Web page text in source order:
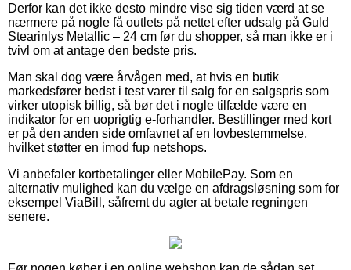
Derfor kan det ikke desto mindre vise sig tiden værd at se
nærmere på nogle få outlets på nettet efter udsalg på Guld
Stearinlys Metallic – 24 cm før du shopper, så man ikke er i
tvivl om at antage den bedste pris.
Man skal dog være årvågen med, at hvis en butik
markedsfører bedst i test varer til salg for en salgspris som
virker utopisk billig, så bør det i nogle tilfælde være en
indikator for en uoprigtig e-forhandler. Bestillinger med kort
er på den anden side omfavnet af en lovbestemmelse,
hvilket støtter en imod fup netshops.
Vi anbefaler kortbetalinger eller MobilePay. Som en
alternativ mulighed kan du vælge en afdragsløsning som for
eksempel ViaBill, såfremt du agter at betale regningen
senere.